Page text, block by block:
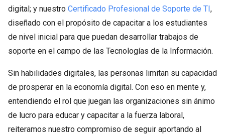
digital; y nuestro Certificado Profesional de Soporte de TI,
diseñado con el propósito de capacitar a los estudiantes
de nivel inicial para que puedan desarrollar trabajos de
soporte en el campo de las Tecnologías de la Información.
Sin habilidades digitales, las personas limitan su capacidad
de prosperar en la economía digital. Con eso en mente y,
entendiendo el rol que juegan las organizaciones sin ánimo
de lucro para educar y capacitar a la fuerza laboral,
reiteramos nuestro compromiso de seguir aportando al